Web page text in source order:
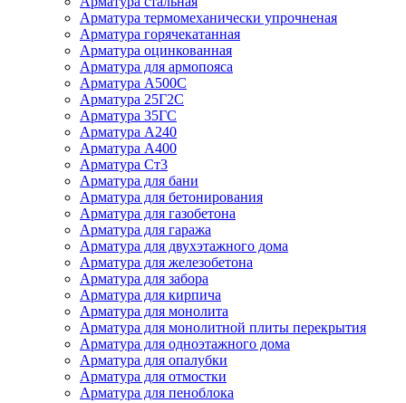
Арматура термомеханически упрочненая
Арматура горячекатанная
Арматура оцинкованная
Арматура для армопояса
Арматура A500С
Арматура 25Г2С
Арматура 35ГС
Арматура А240
Арматура А400
Арматура Ст3
Арматура для бани
Арматура для бетонирования
Арматура для газобетона
Арматура для гаража
Арматура для двухэтажного дома
Арматура для железобетона
Арматура для забора
Арматура для кирпича
Арматура для монолита
Арматура для монолитной плиты перекрытия
Арматура для одноэтажного дома
Арматура для опалубки
Арматура для отмостки
Арматура для пеноблока